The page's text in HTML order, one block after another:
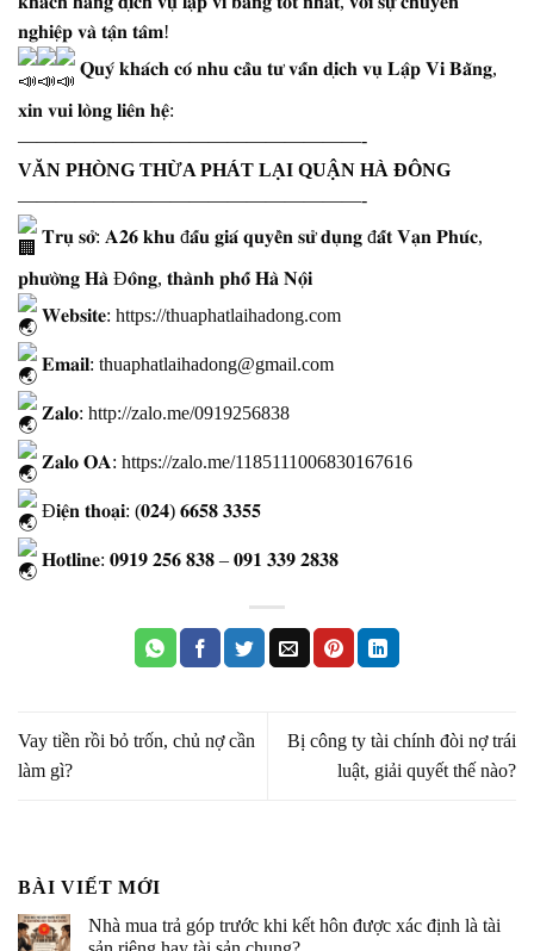
𝐧𝐠𝐡𝐢𝐞̣̂𝐩 𝐯𝐚̀ 𝐭𝐚̣̂𝐧 𝐭𝐚̂𝐦!
𝐐𝐮𝐲́ 𝐤𝐡𝐚́𝐜𝐡 𝐜𝐨́ 𝐧𝐡𝐮 𝐜𝐚̂̀𝐮 𝐭𝐮̛ 𝐯𝐚̂́𝐧 𝐝𝐢̣𝐜𝐡 𝐯𝐮̣ 𝐋𝐚̣̂𝐩 𝐕𝐢 𝐁𝐚̆̀𝐧𝐠,
𝐱𝐢𝐧 𝐯𝐮𝐢 𝐥𝐨̀𝐧𝐠 𝐥𝐢𝐞̂𝐧 𝐡𝐞̣̂:
——————————————————-
VĂN PHÒNG THỪA PHÁT LẠI QUẬN HÀ ĐÔNG
——————————————————-
𝐓𝐫𝐮̣ 𝐬𝐨̛̉: 𝐀𝟐𝟔 𝐤𝐡𝐮 đ𝐚̂́𝐮 𝐠𝐢𝐚́ 𝐪𝐮𝐲𝐞̂̀𝐧 𝐬𝐮̛̉ 𝐝𝐮̣𝐧𝐠 đ𝐚̂́𝐭 𝐕𝐚̣𝐧 𝐏𝐡𝐮́𝐜,
𝐩𝐡𝐮̛𝐨̛̀𝐧𝐠 𝐇𝐚̀ Đ𝐨̂𝐧𝐠, 𝐭𝐡𝐚̀𝐧𝐡 𝐩𝐡𝐨̂́ 𝐇𝐚̀ 𝐍𝐨̣̂𝐢
𝐖𝐞𝐛𝐬𝐢𝐭𝐞: https://thuaphatlaihadong.com
𝐄𝐦𝐚𝐢𝐥: thuaphatlaihadong@gmail.com
𝐙𝐚𝐥𝐨: http://zalo.me/0919256838
𝐙𝐚𝐥𝐨 𝐎𝐀: https://zalo.me/1185111006830167616
Đ𝐢𝐞̣̂𝐧 𝐭𝐡𝐨𝐚̣𝐢: (𝟎𝟐𝟒) 𝟔𝟔𝟓𝟖 𝟑𝟑𝟓𝟓
𝐇𝐨𝐭𝐥𝐢𝐧𝐞: 𝟎𝟗𝟏𝟗 𝟐𝟓𝟔 𝟖𝟑𝟖 – 𝟎𝟗𝟏 𝟑𝟑𝟗 𝟐𝟖𝟑𝟖
Vay tiền rồi bỏ trốn, chủ nợ cần
làm gì?
Bị công ty tài chính đòi nợ trái
luật, giải quyết thế nào?
BÀI VIẾT MỚI
Nhà mua trả góp trước khi kết hôn được xác định là tài